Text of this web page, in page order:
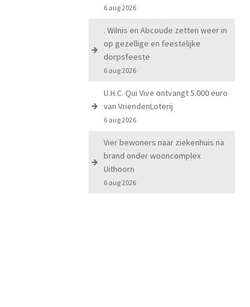
6 aug 2026
. Wilnis en Abcoude zetten weer in
op gezellige en feestelijke
dorpsfeeste
6 aug 2026
U.H.C. Qui Vive ontvangt 5.000 euro
van VriendenLoterij
6 aug 2026
Vier bewoners naar ziekenhuis na
brand onder wooncomplex
Uithoorn
6 aug 2026